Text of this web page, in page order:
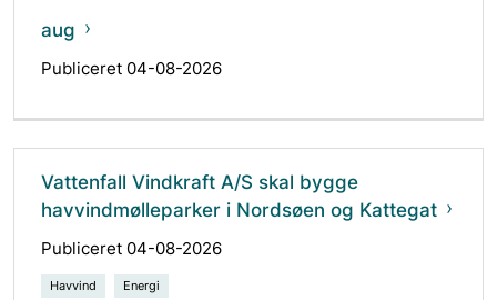
aug
Publiceret 04-08-2026
Vattenfall Vindkraft A/S skal bygge
havvindmølleparker i Nordsøen og Kattegat
Publiceret 04-08-2026
Havvind Energi